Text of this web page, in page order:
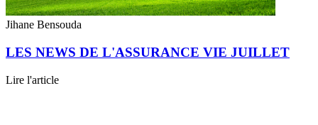
Jihane Bensouda
LES NEWS DE L'ASSURANCE VIE JUILLET
Lire l'article